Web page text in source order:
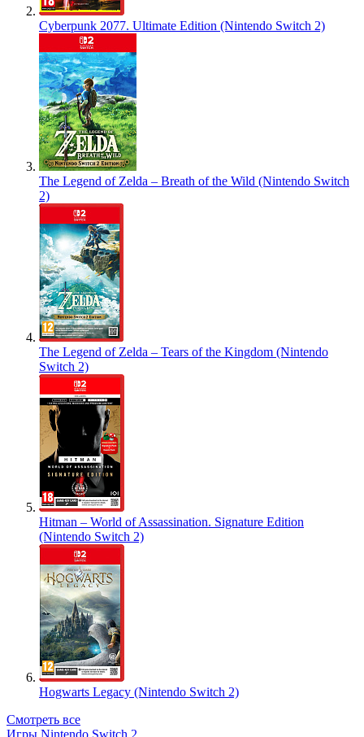
Cyberpunk 2077. Ultimate Edition (Nintendo Switch 2)
The Legend of Zelda – Breath of the Wild (Nintendo Switch
2)
The Legend of Zelda – Tears of the Kingdom (Nintendo
Switch 2)
Hitman – World of Assassination. Signature Edition
(Nintendo Switch 2)
Hogwarts Legacy (Nintendo Switch 2)
Смотреть все
Игры Nintendo Switch 2